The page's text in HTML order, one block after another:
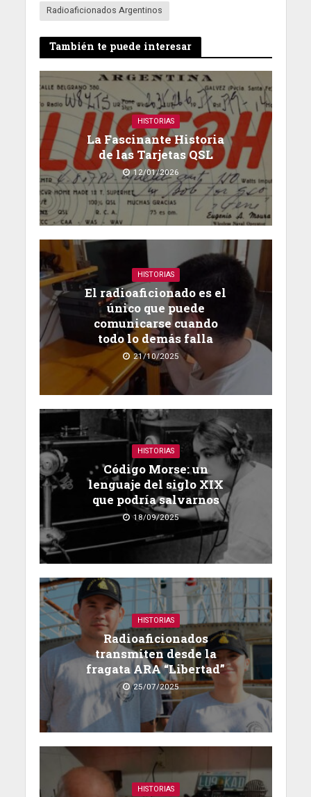
Radioaficionados Argentinos
También te puede interesar
HISTORIAS
La Fascinante Historia
de las Tarjetas QSL
12/01/2026
HISTORIAS
El radioaficionado es el
único que puede
comunicarse cuando
todo lo demás falla
21/10/2025
HISTORIAS
Código Morse: un
lenguaje del siglo XIX
que podría salvarnos
18/09/2025
HISTORIAS
Radioaficionados
transmiten desde la
fragata ARA “Libertad”
25/07/2025
HISTORIAS